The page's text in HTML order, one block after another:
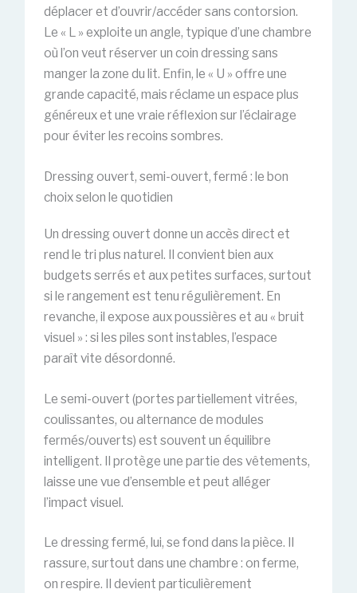
déplacer et d’ouvrir/accéder sans contorsion.
Le « L » exploite un angle, typique d’une chambre
où l’on veut réserver un coin dressing sans
manger la zone du lit. Enfin, le « U » offre une
grande capacité, mais réclame un espace plus
généreux et une vraie réflexion sur l’éclairage
pour éviter les recoins sombres.
Dressing ouvert, semi-ouvert, fermé : le bon
choix selon le quotidien
Un dressing ouvert donne un accès direct et
rend le tri plus naturel. Il convient bien aux
budgets serrés et aux petites surfaces, surtout
si le rangement est tenu régulièrement. En
revanche, il expose aux poussières et au « bruit
visuel » : si les piles sont instables, l’espace
paraît vite désordonné.
Le semi-ouvert (portes partiellement vitrées,
coulissantes, ou alternance de modules
fermés/ouverts) est souvent un équilibre
intelligent. Il protège une partie des vêtements,
laisse une vue d’ensemble et peut alléger
l’impact visuel.
Le dressing fermé, lui, se fond dans la pièce. Il
rassure, surtout dans une chambre : on ferme,
on respire. Il devient particulièrement